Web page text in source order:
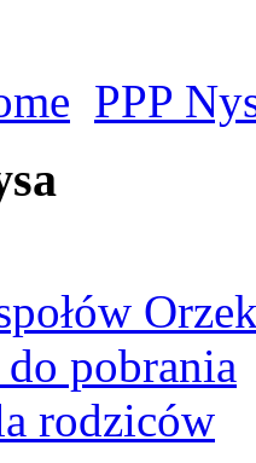
PPP
pobrania
rodziców